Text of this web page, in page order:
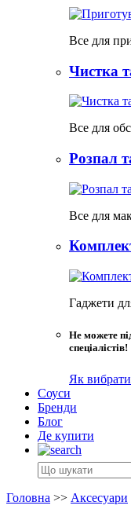
Все для
Чистка
Все для
Розпал
Все для
Гаджети
Не можете
спеціалістів!
Як
Соуси
Бренди
Блог
Де купити
Головна >> Аксесуари